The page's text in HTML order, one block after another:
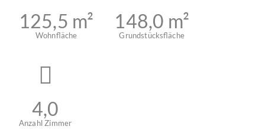
125,5 m²
Wohnfläche
148,0 m²
Grundstücksfläche
4,0
Anzahl Zimmer